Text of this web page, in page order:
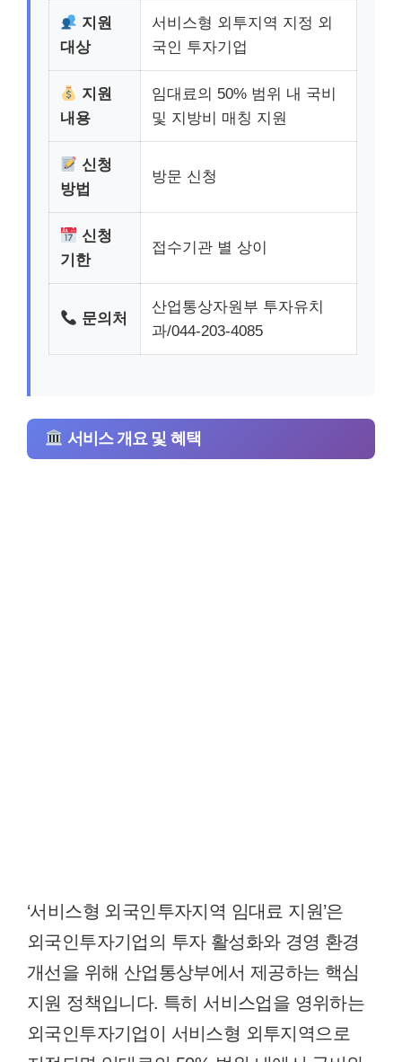
지원
대상
서비스형 외투지역 지정 외
국인 투자기업
지원
내용
임대료의 50% 범위 내 국비
및 지방비 매칭 지원
신청
방법
방문 신청
신청
기한
접수기관 별 상이
문의처
산업통상자원부 투자유치
과/044-203-4085
서비스 개요 및 혜택
‘서비스형 외국인투자지역 임대료 지원’은
외국인투자기업의 투자 활성화와 경영 환경
개선을 위해 산업통상부에서 제공하는 핵심
지원 정책입니다. 특히 서비스업을 영위하는
외국인투자기업이 서비스형 외투지역으로